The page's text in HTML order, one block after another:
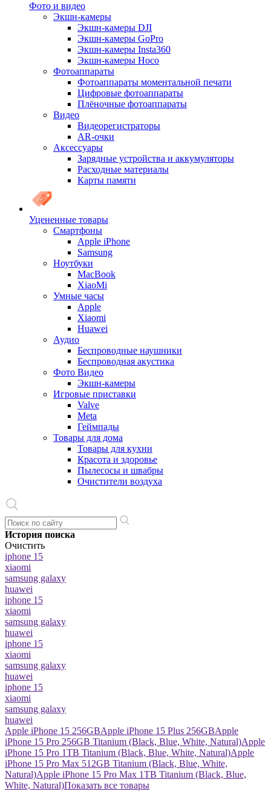
Фото и видео
Экшн-камеры
Экшн-камеры DJI
Экшн-камеры GoPro
Экшн-камеры Insta360
Экшн-камеры Hoco
Фотоаппараты
Фотоаппараты моментальной печати
Цифровые фотоаппараты
Плёночные фотоаппараты
Видео
Видеорегистраторы
AR-очки
Аксессуары
Зарядные устройства и аккумуляторы
Расходные материалы
Карты памяти
Уцененные товары
Cмартфоны
Apple iPhone
Samsung
Ноутбуки
MacBook
XiaoMi
Умные часы
Apple
Xiaomi
Huawei
Аудио
Беспроводные наушники
Беспроводная акустика
Фото Видео
Экшн-камеры
Игровые приставки
Valve
Meta
Геймпады
Товары для дома
Товары для кухни
Красота и здоровье
Пылесосы и швабры
Очистители воздуха
История поиска
Очистить
iphone 15
xiaomi
samsung galaxy
huawei
iphone 15
xiaomi
samsung galaxy
huawei
iphone 15
xiaomi
samsung galaxy
huawei
iphone 15
xiaomi
samsung galaxy
huawei
Apple iPhone 15 256GBApple iPhone 15 Plus 256GBApple
iPhone 15 Pro 256GB Titanium (Black, Blue, White, Natural)Apple
iPhone 15 Pro 1TB Titanium (Black, Blue, White, Natural)Apple
iPhone 15 Pro Max 512GB Titanium (Black, Blue, White,
Natural)Apple iPhone 15 Pro Max 1TB Titanium (Black, Blue,
White, Natural)Показать все товары